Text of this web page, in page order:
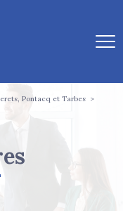
Pontacq et Tarbes